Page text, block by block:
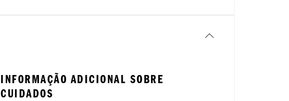
INFORMAÇÃO ADICIONAL SOBRE
CUIDADOS